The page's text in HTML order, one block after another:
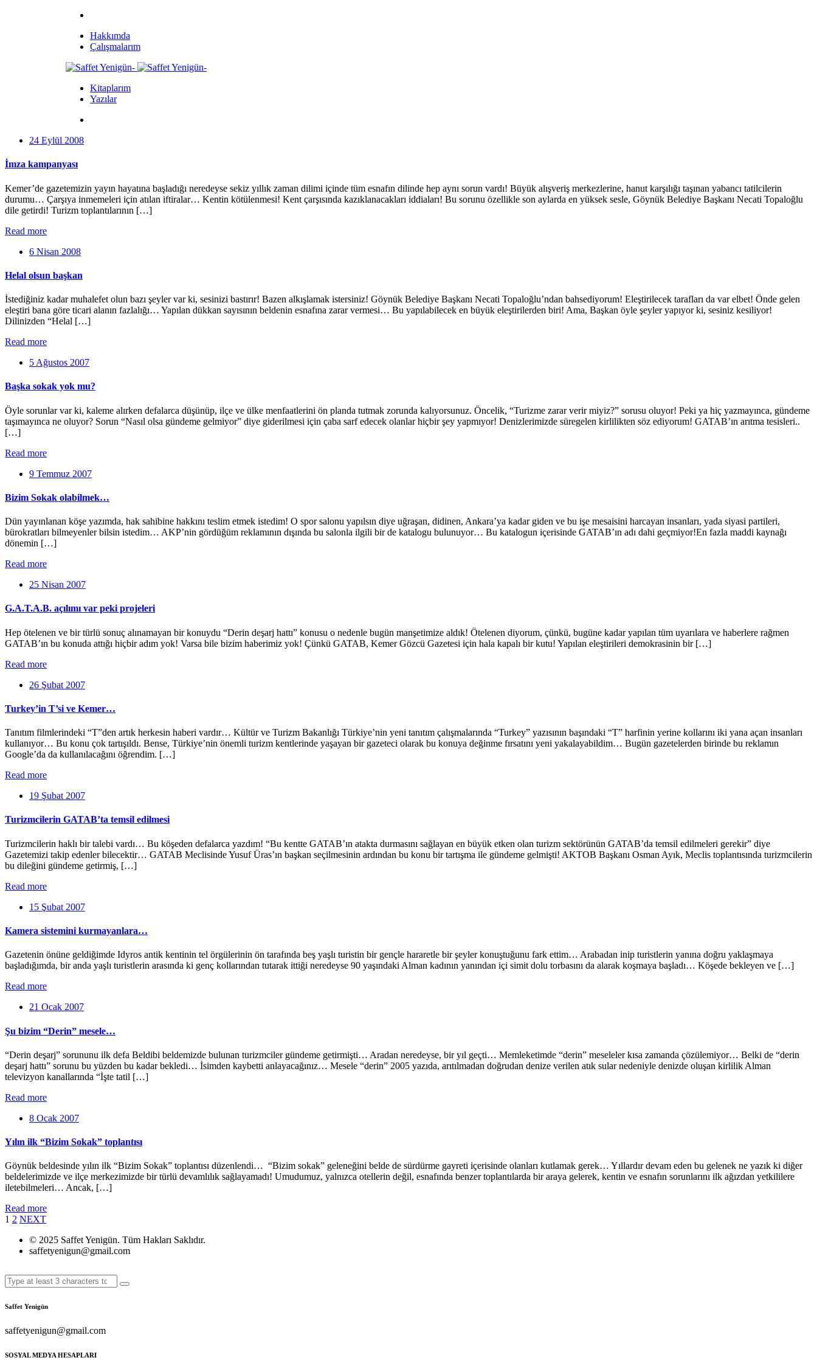
Hakkımda
Çalışmalarım
Kitaplarım
Yazılar
24 Eylül 2008
İmza kampanyası
Kemer’de gazetemizin yayın hayatına başladığı neredeyse sekiz yıllık zaman dilimi içinde tüm esnafın dilinde hep aynı sorun vardı! Büyük alışveriş merkezlerine, hanut karşılığı taşınan yabancı tatilcilerin
durumu… Çarşıya inmemeleri için atılan iftiralar… Kentin kötülenmesi! Kent çarşısında kazıklanacakları iddiaları! Bu sorunu özellikle son aylarda en yüksek sesle, Göynük Belediye Başkanı Necati Topaloğlu
dile getirdi! Turizm toplantılarının […]
Read more
6 Nisan 2008
Helal olsun başkan
İstediğiniz kadar muhalefet olun bazı şeyler var ki, sesinizi bastırır! Bazen alkışlamak istersiniz! Göynük Belediye Başkanı Necati Topaloğlu’ndan bahsediyorum! Eleştirilecek tarafları da var elbet! Önde gelen
eleştiri bana göre ticari alanın fazlalığı… Yapılan dükkan sayısının beldenin esnafına zarar vermesi… Bu yapılabilecek en büyük eleştirilerden biri! Ama, Başkan öyle şeyler yapıyor ki, sesiniz kesiliyor!
Dilinizden “Helal […]
Read more
5 Ağustos 2007
Başka sokak yok mu?
Öyle sorunlar var ki, kaleme alırken defalarca düşünüp, ilçe ve ülke menfaatlerini ön planda tutmak zorunda kalıyorsunuz. Öncelik, “Turizme zarar verir miyiz?” sorusu oluyor! Peki ya hiç yazmayınca, gündeme
taşımayınca ne oluyor? Sorun “Nasıl olsa gündeme gelmiyor” diye giderilmesi için çaba sarf edecek olanlar hiçbir şey yapmıyor! Denizlerimizde süregelen kirlilikten söz ediyorum! GATAB’ın arıtma tesisleri..
[…]
Read more
9 Temmuz 2007
Bizim Sokak olabilmek…
Dün yayınlanan köşe yazımda, hak sahibine hakkını teslim etmek istedim! O spor salonu yapılsın diye uğraşan, didinen, Ankara’ya kadar giden ve bu işe mesaisini harcayan insanları, yada siyasi partileri,
bürokratları bilmeyenler bilsin istedim… AKP’nin gördüğüm reklamının dışında bu salonla ilgili bir de katalogu bulunuyor… Bu katalogun içerisinde GATAB’ın adı dahi geçmiyor!En fazla maddi kaynağı
dönemin […]
Read more
25 Nisan 2007
G.A.T.A.B. açılımı var peki projeleri
Hep ötelenen ve bir türlü sonuç alınamayan bir konuydu “Derin deşarj hattı” konusu o nedenle bugün manşetimize aldık! Ötelenen diyorum, çünkü, bugüne kadar yapılan tüm uyarılara ve haberlere rağmen
GATAB’ın bu konuda attığı hiçbir adım yok! Varsa bile bizim haberimiz yok! Çünkü GATAB, Kemer Gözcü Gazetesi için hala kapalı bir kutu! Yapılan eleştirileri demokrasinin bir […]
Read more
26 Şubat 2007
Turkey’in T’si ve Kemer…
Tanıtım filmlerindeki “T”den artık herkesin haberi vardır… Kültür ve Turizm Bakanlığı Türkiye’nin yeni tanıtım çalışmalarında “Turkey” yazısının başındaki “T” harfinin yerine kollarını iki yana açan insanları
kullanıyor… Bu konu çok tartışıldı. Bense, Türkiye’nin önemli turizm kentlerinde yaşayan bir gazeteci olarak bu konuya değinme fırsatını yeni yakalayabildim… Bugün gazetelerden birinde bu reklamın
Google’da da kullanılacağını öğrendim. […]
Read more
19 Şubat 2007
Turizmcilerin GATAB’ta temsil edilmesi
Turizmcilerin haklı bir talebi vardı… Bu köşeden defalarca yazdım! “Bu kentte GATAB’ın atakta durmasını sağlayan en büyük etken olan turizm sektörünün GATAB’da temsil edilmeleri gerekir” diye
Gazetemizi takip edenler bilecektir… GATAB Meclisinde Yusuf Üras’ın başkan seçilmesinin ardından bu konu bir tartışma ile gündeme gelmişti! AKTOB Başkanı Osman Ayık, Meclis toplantısında turizmcilerin
bu dileğini gündeme getirmiş, […]
Read more
15 Şubat 2007
Kamera sistemini kurmayanlara…
Gazetenin önüne geldiğimde Idyros antik kentinin tel örgülerinin ön tarafında beş yaşlı turistin bir gençle hararetle bir şeyler konuştuğunu fark ettim… Arabadan inip turistlerin yanına doğru yaklaşmaya
başladığımda, bir anda yaşlı turistlerin arasında ki genç kollarından tutarak ittiği neredeyse 90 yaşındaki Alman kadının yanından içi simit dolu torbasını da alarak koşmaya başladı… Köşede bekleyen ve […]
Read more
21 Ocak 2007
Şu bizim “Derin” mesele…
“Derin deşarj” sorununu ilk defa Beldibi beldemizde bulunan turizmciler gündeme getirmişti… Aradan neredeyse, bir yıl geçti… Memleketimde “derin” meseleler kısa zamanda çözülemiyor… Belki de “derin
deşarj hattı” sorunu bu yüzden bu kadar bekledi… İsimden kaybetti anlayacağınız… Mesele “derin” 2005 yazıda, arıtılmadan doğrudan denize verilen atık sular nedeniyle denizde oluşan kirlilik Alman
televizyon kanallarında “İşte tatil […]
Read more
8 Ocak 2007
Yılın ilk “Bizim Sokak” toplantısı
Göynük beldesinde yılın ilk “Bizim Sokak” toplantısı düzenlendi… “Bizim sokak” geleneğini belde de sürdürme gayreti içerisinde olanları kutlamak gerek… Yıllardır devam eden bu gelenek ne yazık ki diğer
beldelerimizde ve ilçe merkezimizde bir türlü devamlılık sağlayamadı! Umudumuz, yalnızca otellerin değil, esnafında benzer toplantılarda bir araya gelerek, kentin ve esnafın sorunlarını ilk ağızdan yetkililere
iletebilmeleri… Ancak, […]
Read more
1 2 NEXT
© 2025 Saffet Yenigün. Tüm Hakları Saklıdır.
saffetyenigun@gmail.com
Saffet Yenigün
saffetyenigun@gmail.com
SOSYAL MEDYA HESAPLARI